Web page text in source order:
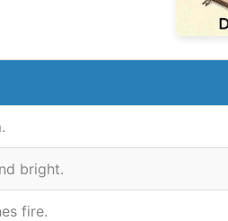
.The boy likes to play the drum
.Diamonds are very beautiful and bright
.The dragon in the story breathes fire